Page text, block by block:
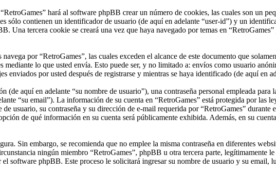
hará al software phpBB crear un número de cookies, las cuales son un
sólo contienen un identificador de usuario (de aquí en adelante “user-id”) y un
Una tercera cookie se creará una vez que haya navegado por temas en
por “RetroGames”, las cuales exceden el alcance de este documento que
lo que usted envía. Esto puede ser, y no limitado a: envíos como usuario
enviados por usted después de registrarse y mientras se haya identificado (de aquí en
aquí en adelante “su nombre de usuario”), una contraseña personal empleada para
“su email”). La información de su cuenta en “RetroGames” está protegida por las
usuario, su contraseña y su dirección de e-mail requerida por “RetroGames”
de qué información en su cuenta será públicamente exhibida. Además, en su
Sin embargo, se recomienda que no emplee la misma contraseña en diferentes
ningún miembro “RetroGames”, phpBB u otra tercera parte, legítimamente
software phpBB. Este proceso le solicitará ingresar su nombre de usuario y su email,